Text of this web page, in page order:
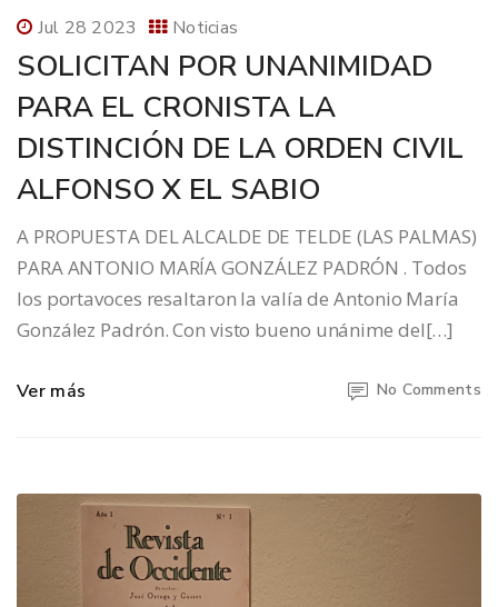
Jul 28 2023 Noticias
SOLICITAN POR UNANIMIDAD
PARA EL CRONISTA LA
DISTINCIÓN DE LA ORDEN CIVIL
ALFONSO X EL SABIO
A PROPUESTA DEL ALCALDE DE TELDE (LAS PALMAS)
PARA ANTONIO MARÍA GONZÁLEZ PADRÓN . Todos
los portavoces resaltaron la valía de Antonio María
González Padrón. Con visto bueno unánime del[…]
Ver más No Comments